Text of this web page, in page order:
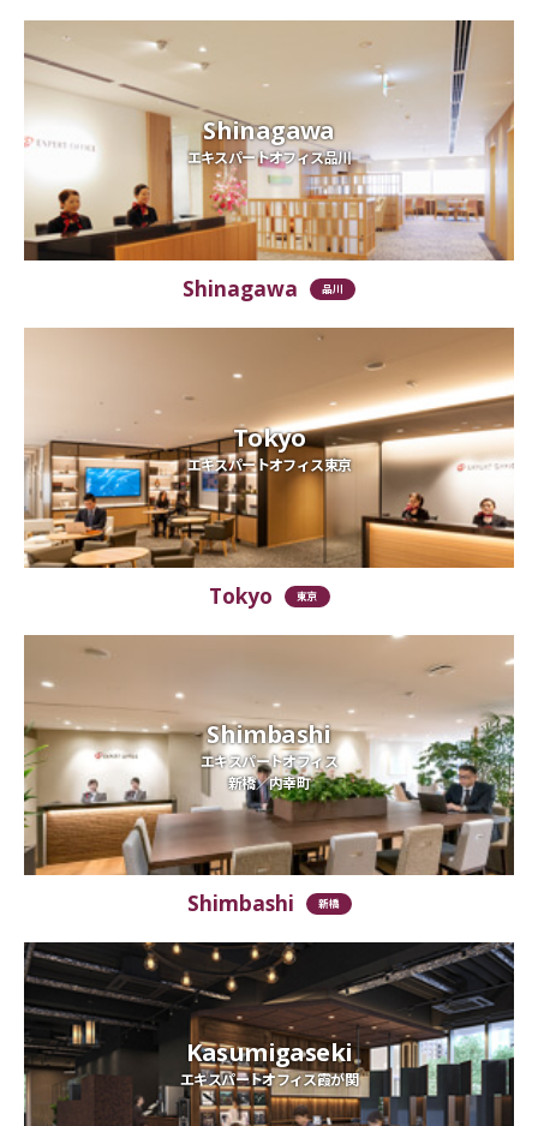
Shinagawa
エキスパートオフィス品川
Shinagawa 品川
Tokyo
エキスパートオフィス東京
Tokyo 東京
Shimbashi
エキスパートオフィス
新橋／内幸町
Shimbashi 新橋
Kasumigaseki
エキスパートオフィス霞が関